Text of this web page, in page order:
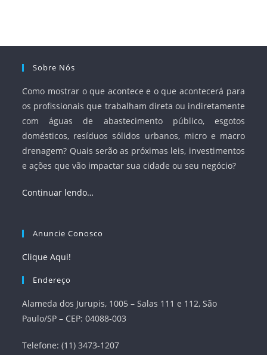
Sobre Nós
Como mostrar o que acontece e o que acontecerá para
os profissionais que trabalham direta ou indiretamente
com águas de abastecimento público, esgotos
domésticos, resíduos sólidos urbanos, micro e macro
drenagem? Quais serão as próximas leis, investimentos
e ações que vão impactar sua cidade ou seu negócio?
Continuar lendo…
Anuncie Conosco
Clique Aqui!
Endereço
Alameda dos Jurupis, 1005 – Salas 111 e 112, São
Paulo/SP – CEP: 04088-003
Telefone: (11) 3473-1207